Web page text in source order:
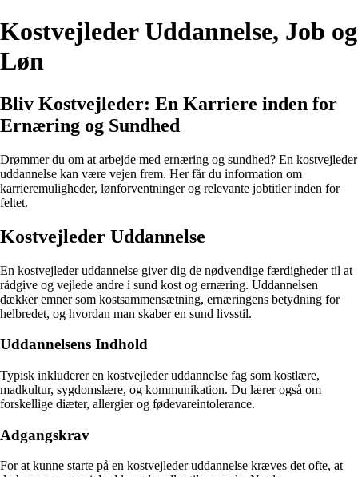
Kostvejleder Uddannelse, Job og
Løn
Bliv Kostvejleder: En Karriere inden for
Ernæring og Sundhed
Drømmer du om at arbejde med ernæring og sundhed? En kostvejleder
uddannelse kan være vejen frem. Her får du information om
karrieremuligheder, lønforventninger og relevante jobtitler inden for
feltet.
Kostvejleder Uddannelse
En kostvejleder uddannelse giver dig de nødvendige færdigheder til at
rådgive og vejlede andre i sund kost og ernæring. Uddannelsen
dækker emner som kostsammensætning, ernæringens betydning for
helbredet, og hvordan man skaber en sund livsstil.
Uddannelsens Indhold
Typisk inkluderer en kostvejleder uddannelse fag som kostlære,
madkultur, sygdomslære, og kommunikation. Du lærer også om
forskellige diæter, allergier og fødevareintolerance.
Adgangskrav
For at kunne starte på en kostvejleder uddannelse kræves det ofte, at